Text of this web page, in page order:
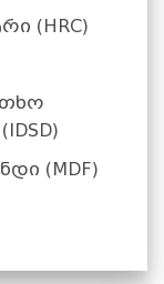
(HRC)
(MDF)